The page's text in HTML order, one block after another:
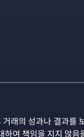
래의 성과나 결과
하여 책임을 지지 않음